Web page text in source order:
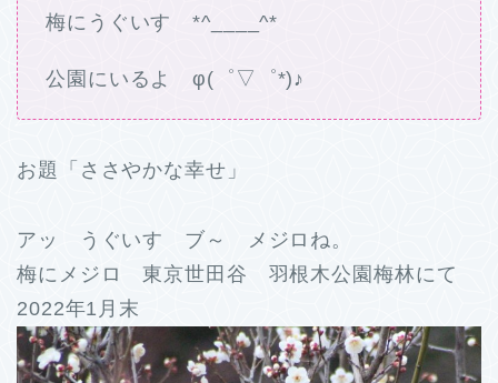
梅にうぐいす *^____^*
公園にいるよ φ(゜▽゜*)♪
お題「ささやかな幸せ」
アッ うぐいす ブ～ メジロね。
梅にメジロ 東京世田谷 羽根木公園梅林にて
2022年1月末